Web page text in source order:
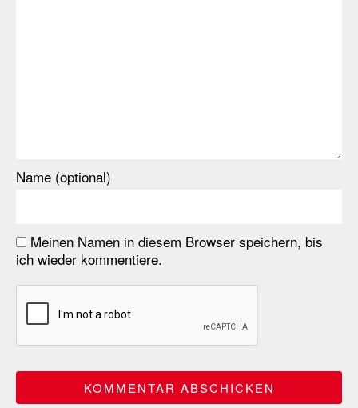
Name (optional)
Meinen Namen in diesem Browser speichern, bis
ich wieder kommentiere.